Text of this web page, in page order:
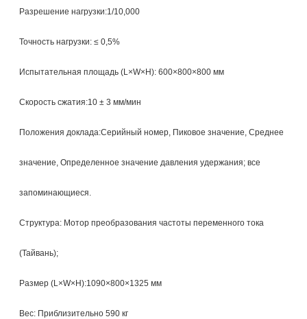
Разрешение нагрузки:1/10,000
Точность нагрузки: ≤ 0,5%
Испытательная площадь (L×W×H): 600×800×800 мм
Скорость сжатия:10 ± 3 мм/мин
Положения доклада:Серийный номер, Пиковое значение, Среднее
значение, Определенное значение давления удержания; все
запоминающиеся.
Структура: Мотор преобразования частоты переменного тока
(Тайвань);
Размер (L×W×H):1090×800×1325 мм
Вес: Приблизительно 590 кг